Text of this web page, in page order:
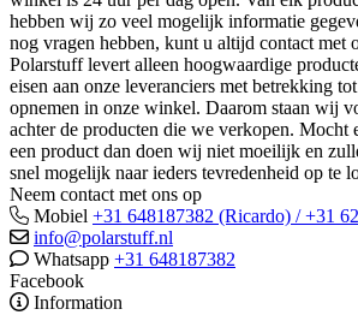
hebben wij zo veel mogelijk informatie
nog vragen hebben, kunt u altijd contact met
Polarstuff levert alleen hoogwaardige
eisen aan onze leveranciers met betrekking
opnemen in onze winkel. Daarom staan wij
achter de producten die we verkopen. Mocht
een product dan doen wij niet moeilijk en
snel mogelijk naar ieders tevredenheid op te
Neem contact met ons op
Mobiel +31 648187382 (Ricardo) / +31
info@polarstuff.nl
Whatsapp +31 648187382
Facebook
Information